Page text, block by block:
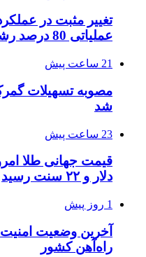
تغییر مثبت در
عملیاتی 80 درصد رشد کرد
21 ساعت پیش
مصوبه تسهیلات
شد
23 ساعت پیش
دلار و ۲۲ سنت رسید
1 روز پیش
آخرین وضعیت
راه‌آهن کشور